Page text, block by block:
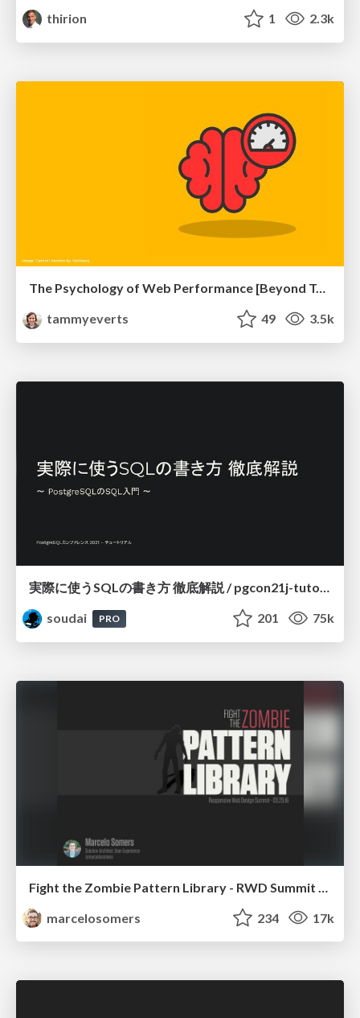
thirion 1 2.3k
The Psychology of Web Performance [Beyond Tellerrand 2023]
tammyeverts
49 3.5k
実際に使うSQLの書き方 徹底解説 / pgcon21j-tutorial
soudai
PRO 201 75k
marcelosomers
234 17k